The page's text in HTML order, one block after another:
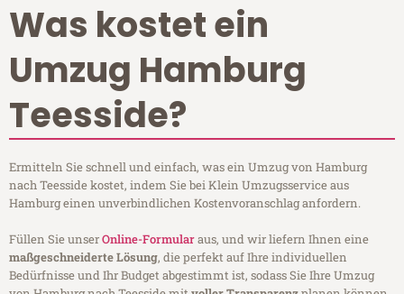
Was kostet ein
Umzug Hamburg
Teesside?
Ermitteln Sie schnell und einfach, was ein Umzug von Hamburg
nach Teesside kostet, indem Sie bei Klein Umzugsservice aus
Hamburg einen unverbindlichen Kostenvoranschlag anfordern.
Füllen Sie unserOnline-Formularaus, und wir liefern Ihnen eine
maßgeschneiderte Lösung, die perfekt auf Ihre individuellen
Bedürfnisse und Ihr Budget abgestimmt ist, sodass Sie Ihre Umzug